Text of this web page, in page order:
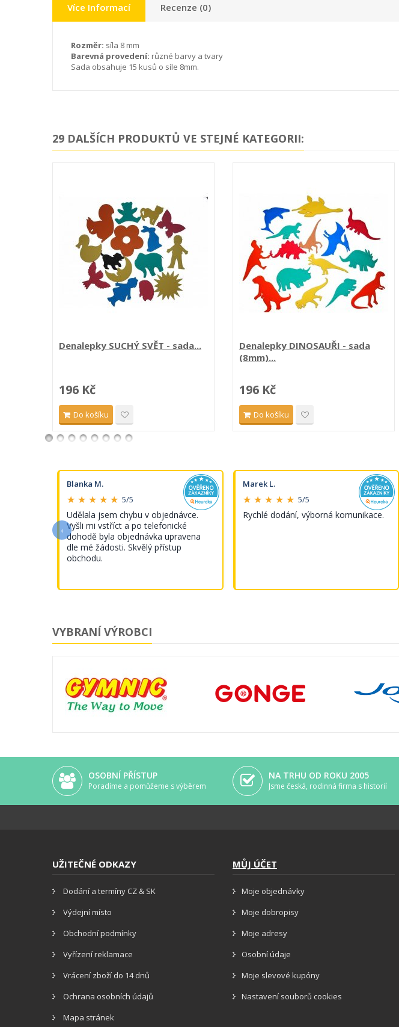
Více Informací Recenze (0)
Rozměr: síla 8 mm
Barevná provedení: různé barvy a tvary
Sada obsahuje 15 kusů o síle 8mm.
29 DALŠÍCH PRODUKTŮ VE STEJNÉ KATEGORII:
Denalepky SUCHÝ SVĚT - sada...
196 Kč
Do košíku
Denalepky DINOSAUŘI - sada
(8mm)...
196 Kč
Do košíku
Blanka M.
★ ★ ★ ★ ★ 5/5
Udělala jsem chybu v objednávce.
Vyšli mi vstříct a po telefonické
dohodě byla objednávka upravena
dle mé žádosti. Skvělý přístup
obchodu.
Marek L.
★ ★ ★ ★ ★ 5/5
Rychlé dodání, výborná komunikace.
‹
VYBRANÍ VÝROBCI
OSOBNÍ PŘÍSTUP
Poradíme a pomůžeme s výběrem
NA TRHU OD ROKU 2005
Jsme česká, rodinná firma s historií
UŽITEČNÉ ODKAZY
Dodání a termíny CZ & SK
Výdejní místo
Obchodní podmínky
Vyřízení reklamace
Vrácení zboží do 14 dnů
Ochrana osobních údajů
Mapa stránek
MŮJ ÚČET
Moje objednávky
Moje dobropisy
Moje adresy
Osobní údaje
Moje slevové kupóny
Nastavení souborů cookies